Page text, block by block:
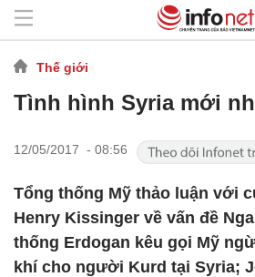
Thế giới
Tình hình Syria mới
12/05/2017 - 08:56
Tổng thống Mỹ thảo luận với
Henry Kissinger về vấn đề
thống Erdogan kêu gọi Mỹ
khí cho người Kurd tại Syria;